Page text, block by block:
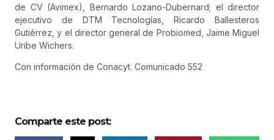
de CV (Avimex), Bernardo Lozano-Dubernard; el director
ejecutivo de DTM Tecnologías, Ricardo Ballesteros
Gutiérrez, y el director general de Probiomed, Jaime Miguel
Uribe Wichers.
Con información de Conacyt. Comunicado 552
Comparte este post: